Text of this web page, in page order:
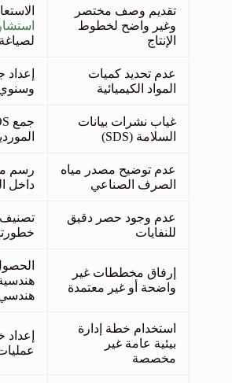
تقديم وصف مختصر
وغير واضح لخطوط
الإنتاج
عدم تحديد كميات
المواد الكيميائية
غياب نشرات بيانات
السلامة (SDS)
عدم توضيح مصدر مياه
الصرف الصناعي
رسم
داخل
عدم وجود حصر دقيق
للنفايات
إرفاق مخططات غير
واضحة أو غير معتمدة
استخدام خطة إدارة
بيئية عامة غير
مخصصة